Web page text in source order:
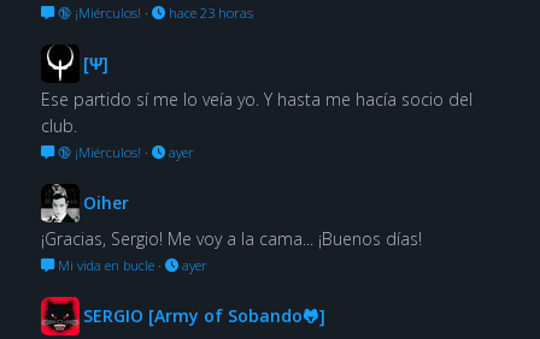
🔞 ¡Miérculos! · hace 23 horas
[Ψ]
Ese partido sí me lo veía yo. Y hasta me hacía socio del
club.
🔞 ¡Miérculos! · ayer
Oiher
¡Gracias, Sergio! Me voy a la cama... ¡Buenos días!
Mi vida en bucle· ayer
SERGIO [Army of Sobando🐸]